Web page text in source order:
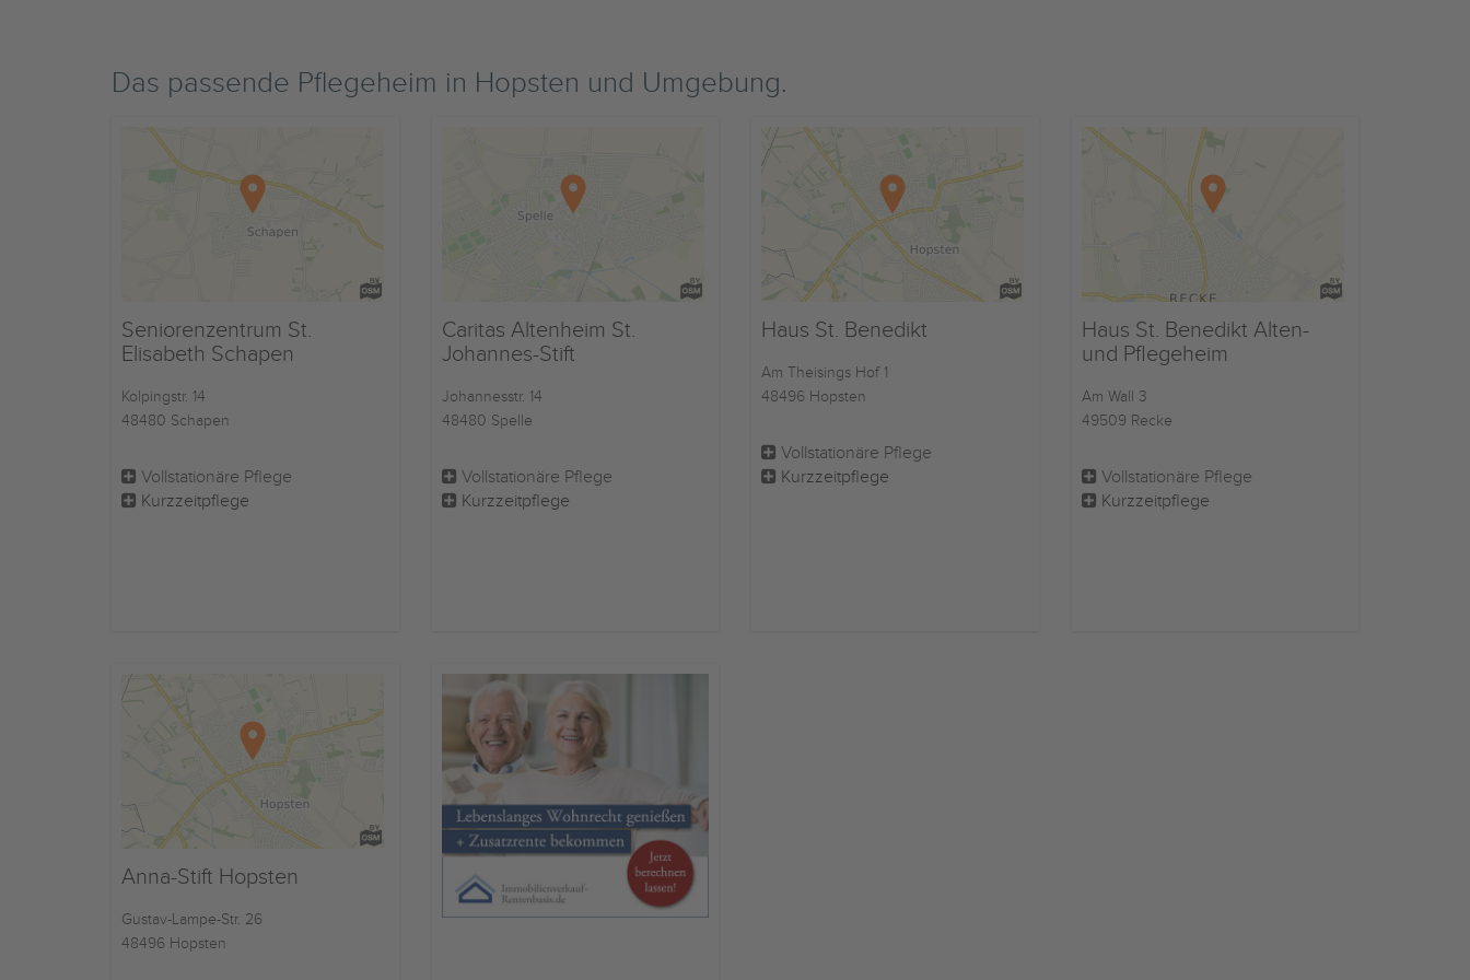
Das passende Pflegeheim in Hopsten und Umgebung.
Seniorenzentrum St.
Elisabeth Schapen
Kolpingstr. 14
48480 Schapen
Vollstationäre Pflege
Kurzzeitpflege
Caritas Altenheim St.
Johannes-Stift
Johannesstr. 14
48480 Spelle
Vollstationäre Pflege
Kurzzeitpflege
Haus St. Benedikt
Am Theisings Hof 1
48496 Hopsten
Vollstationäre Pflege
Kurzzeitpflege
Haus St. Benedikt Alten-
und Pflegeheim
Am Wall 3
49509 Recke
Vollstationäre Pflege
Kurzzeitpflege
Anna-Stift Hopsten
Gustav-Lampe-Str. 26
48496 Hopsten